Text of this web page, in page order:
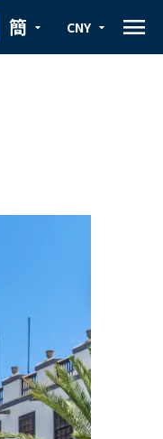
arrow_drop_down
簡 arrow_drop_down
CNY menu